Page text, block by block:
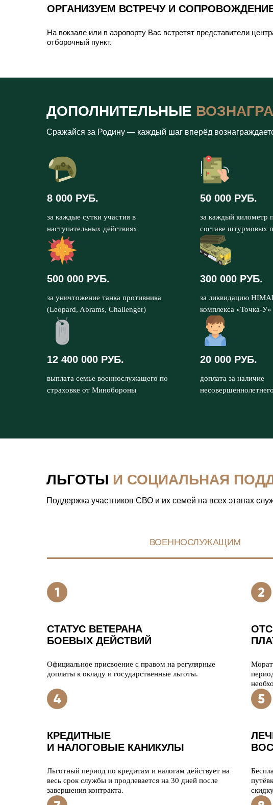
ОРГАНИЗУЕМ ВСТРЕЧУ И
На вокзале или в аэропорту Вас встретят представители
отборочный пункт.
ДОПОЛНИТЕЛЬНЫЕ
Сражайся за Родину — каждый шаг вперёд
8 000 РУБ.
за каждые сутки участия в
наступательных действиях
50 000 РУБ.
за каждый километр
составе штурмовых
500 000 РУБ.
за уничтожение танка противника
(Leopard, Abrams, Challenger)
300 000 РУБ.
за ликвидацию
комплекса «Точка-У»
12 400 000 РУБ.
выплата семье военнослужащего по
страховке от Минобороны
20 000 РУБ.
доплата за наличие
ЛЬГОТЫ И СОЦИАЛЬНАЯ
Поддержка участников СВО и их семей на всех этапах
ВОЕННОСЛУЖАЩИМ
СТАТУС ВЕТЕРАНА
БОЕВЫХ ДЕЙСТВИЙ
Официальное присвоение с правом на регулярные
доплаты к окладу и государственные льготы.
КРЕДИТНЫЕ
И НАЛОГОВЫЕ КАНИКУЛЫ
Льготный период по кредитам и налогам действует на
весь срок службы и продлевается на 30 дней после
завершения контракта.